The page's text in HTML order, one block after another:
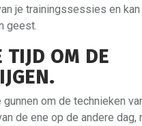
je trainingssessies en kan
geest.
TIJD OM DE
om de technieken
de ene op de andere dag,